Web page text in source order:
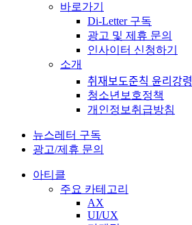
바로가기
Di-Letter 구독
광고 및 제휴 문의
인사이터 신청하기
소개
취재보도준칙 윤리강령
청소년보호정책
개인정보취급방침
뉴스레터 구독
광고/제휴 문의
아티클
주요 카테고리
AX
UI/UX